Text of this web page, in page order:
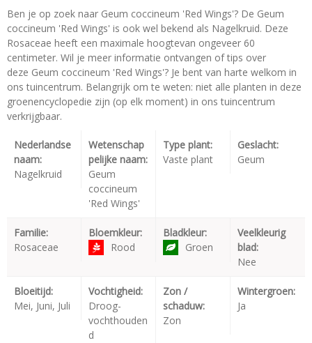
Ben je op zoek naar Geum coccineum 'Red Wings'? De Geum
coccineum 'Red Wings' is ook wel bekend als Nagelkruid. Deze
Rosaceae heeft een maximale hoogtevan ongeveer 60
centimeter. Wil je meer informatie ontvangen of tips over
deze Geum coccineum 'Red Wings'? Je bent van harte welkom in
ons tuincentrum. Belangrijk om te weten: niet alle planten in deze
groenencyclopedie zijn (op elk moment) in ons tuincentrum
verkrijgbaar.
Nederlandse
naam:
Nagelkruid
Wetenschap
pelijke naam:
Geum
coccineum
'Red Wings'
Type plant:
Vaste plant
Geslacht:
Geum
Familie:
Rosaceae
Bloemkleur:
Rood
Bladkleur:
Groen
Veelkleurig
blad:
Nee
Bloeitijd:
Mei, Juni, Juli
Vochtigheid:
Droog-
vochthouden
d
Zon /
schaduw:
Zon
Wintergroen:
Ja